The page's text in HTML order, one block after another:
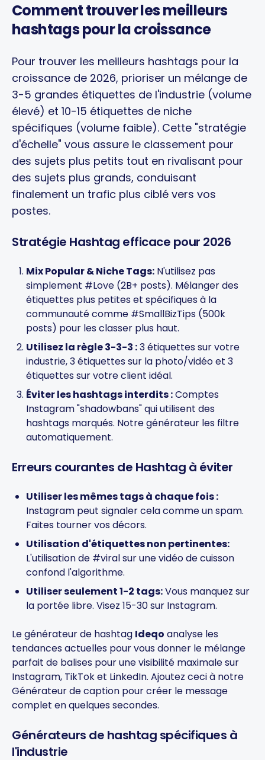
Comment trouver les meilleurs
hashtags pour la croissance
Pour trouver les meilleurs hashtags pour la
croissance de 2026, prioriser un mélange de
3-5 grandes étiquettes de l'industrie (volume
élevé) et 10-15 étiquettes de niche
spécifiques (volume faible). Cette "stratégie
d'échelle" vous assure le classement pour
des sujets plus petits tout en rivalisant pour
des sujets plus grands, conduisant
finalement un trafic plus ciblé vers vos
postes.
Stratégie Hashtag efficace pour 2026
Mix Popular & Niche Tags: N'utilisez pas
simplement #Love (2B+ posts). Mélanger des
étiquettes plus petites et spécifiques à la
communauté comme #SmallBizTips (500k
posts) pour les classer plus haut.
Utilisez la règle 3-3-3 :3 étiquettes sur votre
industrie, 3 étiquettes sur la photo/vidéo et 3
étiquettes sur votre client idéal.
Éviter les hashtags interdits :Comptes
Instagram "shadowbans" qui utilisent des
hashtags marqués. Notre générateur les filtre
automatiquement.
Erreurs courantes de Hashtag à éviter
Utiliser les mêmes tags à chaque fois :
Instagram peut signaler cela comme un spam.
Faites tourner vos décors.
Utilisation d'étiquettes non pertinentes:
L'utilisation de #viral sur une vidéo de cuisson
confond l'algorithme.
Utiliser seulement 1-2 tags:Vous manquez sur
la portée libre. Visez 15-30 sur Instagram.
Le générateur de hashtag Ideqo analyse les
tendances actuelles pour vous donner le mélange
parfait de balises pour une visibilité maximale sur
Instagram, TikTok et LinkedIn. Ajoutez ceci à notre
Générateur de caption pour créer le message
complet en quelques secondes.
Générateurs de hashtag spécifiques à
l'industrie